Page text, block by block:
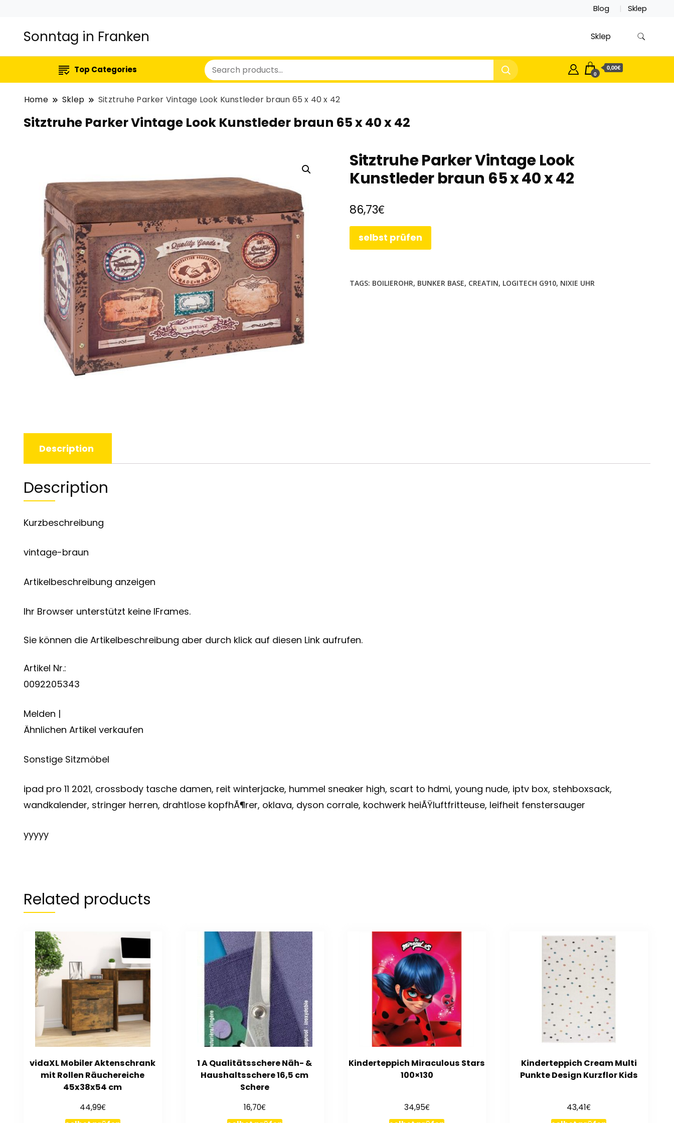
Blog Sklep
Sonntag in Franken Sklep
Top Categories 0
0,00€
Home Sklep Sitztruhe Parker Vintage Look Kunstleder braun 65 x 40 x 42
Sitztruhe Parker Vintage Look Kunstleder braun 65 x 40 x 42
Sitztruhe Parker Vintage Look
Kunstleder braun 65 x 40 x 42
86,73€
selbst prüfen
TAGS: BOILIEROHR, BUNKER BASE, CREATIN, LOGITECH G910, NIXIE UHR
Description
Description
Kurzbeschreibung
vintage-braun
Artikelbeschreibung anzeigen
Ihr Browser unterstützt keine IFrames.
Sie können die Artikelbeschreibung aber durch klick auf diesen Link aufrufen.
Artikel Nr.:
0092205343
Melden |
Ähnlichen Artikel verkaufen
Sonstige Sitzmöbel
ipad pro 11 2021, crossbody tasche damen, reit winterjacke, hummel sneaker high, scart to hdmi, young nude, iptv box, stehboxsack,
wandkalender, stringer herren, drahtlose kopfhÃ¶rer, oklava, dyson corrale, kochwerk heiÃŸluftfritteuse, leifheit fenstersauger
yyyyy
Related products
vidaXL Mobiler Aktenschrank
mit Rollen Räuchereiche
45x38x54 cm
44,99€
1 A Qualitätsschere Näh- &
Haushaltsschere 16,5 cm
Schere
16,70€
Kinderteppich Miraculous Stars
100×130
34,95€
Kinderteppich Cream Multi
Punkte Design Kurzflor Kids
43,41€